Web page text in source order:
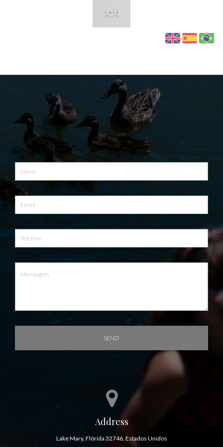
SEND
Address
Lake Mary, Flórida 32746, Estados Unidos